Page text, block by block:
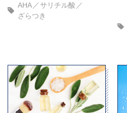
AHA
サリチル酸
ざらつき